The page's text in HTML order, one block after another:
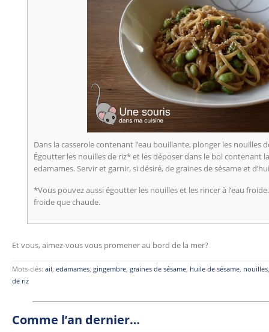
Dans la casserole contenant l’eau bouillante, plonger les nouilles
Égoutter les nouilles de riz* et les déposer dans le bol contenant
edamames. Servir et garnir, si désiré, de graines de sésame et
*Vous pouvez aussi égoutter les nouilles et les rincer à l’eau
froide que chaude.
Et vous, aimez-vous vous promener au bord de la mer?
Mots-clés: ail, edamames, gingembre, graines de sésame, huile de sésame, nouilles
de riz
Comme l’an dernier…